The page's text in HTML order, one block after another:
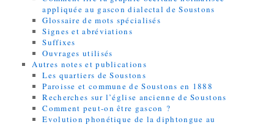
appliquée au gascon dialectal de Soustons
Glossaire de mots spécialisés
Signes et abréviations
Suffixes
Ouvrages utilisés
Autres notes et publications
Les quartiers de Soustons
Paroisse et commune de Soustons en 1888
Recherches sur l’église ancienne de Soustons
Comment peut-on être gascon ?
Evolution phonétique de la diphtongue au